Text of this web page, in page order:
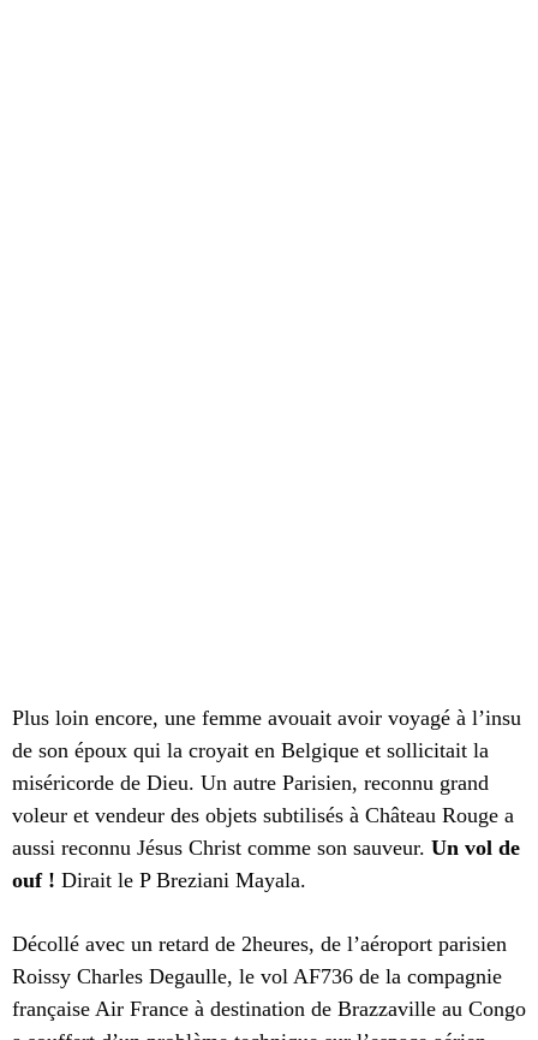
Plus loin encore, une femme avouait avoir voyagé à l’insu
de son époux qui la croyait en Belgique et sollicitait la
miséricorde de Dieu. Un autre Parisien, reconnu grand
voleur et vendeur des objets subtilisés à Château Rouge a
aussi reconnu Jésus Christ comme son sauveur. Un vol de
ouf ! Dirait le P Breziani Mayala.
Décollé avec un retard de 2heures, de l’aéroport parisien
Roissy Charles Degaulle, le vol AF736 de la compagnie
française Air France à destination de Brazzaville au Congo